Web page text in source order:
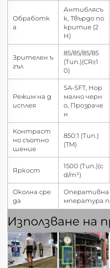
Обработк
а
Антиблясъ
к, Твърдо по
критие (2
H)
Зрителен ъ
гъл
85/85/85/85
(Тип.)(CR≥1
0)
Режим на д
исплея
SA-SFT, Нор
мално черн
о, Прозраче
н
Контраст
но съотно
шение
850:1 (Тип.)
(TM)
Яркост
1500 (Тип.)(c
d/m²)
Околна сре
да
Оперативна
мпература
Използване на